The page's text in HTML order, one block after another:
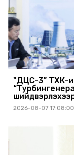
"ДЦС-3” ТӨХК-
2026-08-07 17:08:00